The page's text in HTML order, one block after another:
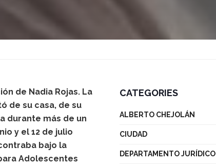
de Nadia Rojas. La
de su casa, de su
durante más de un
y el 12 de julio
bajo la
Adolescentes
CATEGORIES
ALBERTO CHEJOLÁN
CIUDAD
DEPARTAMENTO JURÍDICO